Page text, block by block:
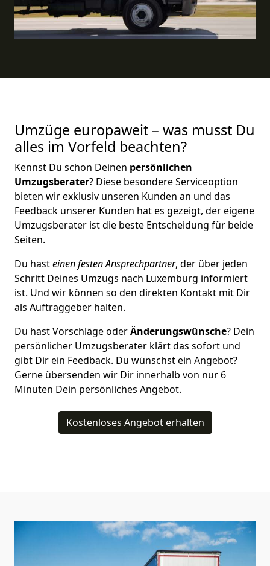
Umzüge europaweit – was musst Du
alles im Vorfeld beachten?
Kennst Du schon Deinen persönlichen
Umzugsberater? Diese besondere Serviceoption
bieten wir exklusiv unseren Kunden an und das
Feedback unserer Kunden hat es gezeigt, der eigene
Umzugsberater ist die beste Entscheidung für beide
Seiten.
Du hasteinen festen Ansprechpartner, der über jeden
Schritt Deines Umzugs nach Luxemburg informiert
ist. Und wir können so den direkten Kontakt mit Dir
als Auftraggeber halten.
Du hast Vorschläge oderÄnderungswünsche? Dein
persönlicher Umzugsberater klärt das sofort und
gibt Dir ein Feedback. Du wünschst ein Angebot?
Gerne übersenden wir Dir innerhalb von nur 6
Minuten Dein persönliches Angebot.
Kostenloses Angebot erhalten